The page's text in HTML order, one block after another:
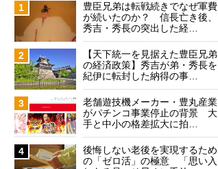
1
豊臣兄弟は転戦続きでなぜ軍費
が続いたのか？ 信長亡き後、
秀吉・秀長の突出した経…
2
【天下統一を見据えた豊臣兄弟
の経済政策】秀吉が弟・秀長を
紀伊に転封した納得の事…
3
老舗遊技機メーカー・豊丸産業
がパチンコ事業停止の背景 大
手と中小の格差拡大に拍…
4
後悔しない老後を実現するため
の「ゼロ活」の極意 「思い入